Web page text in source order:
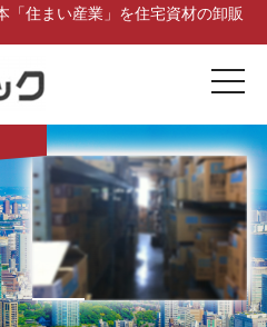
「住まい産業」を住宅資材の卸販